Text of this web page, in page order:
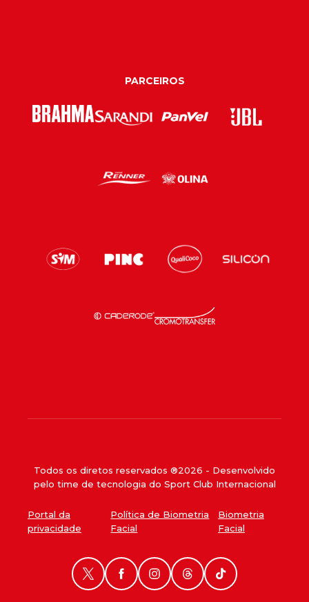
PARCEIROS
Todos os diretos reservados ®2026 - Desenvolvido
pelo time de tecnologia do Sport Club Internacional
Portal da
privacidade
Política de Biometria
Facial
Biometria
Facial